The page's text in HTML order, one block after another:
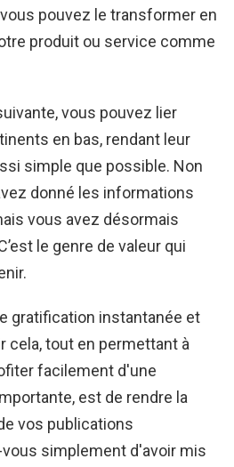
pouvez le transformer en
produit ou service comme
vous pouvez lier
en bas, rendant leur
simple que possible. Non
donné les informations
vous avez désormais
le genre de valeur qui
gratification instantanée et
cela, tout en permettant à
facilement d'une
est de rendre la
vos publications
simplement d'avoir mis